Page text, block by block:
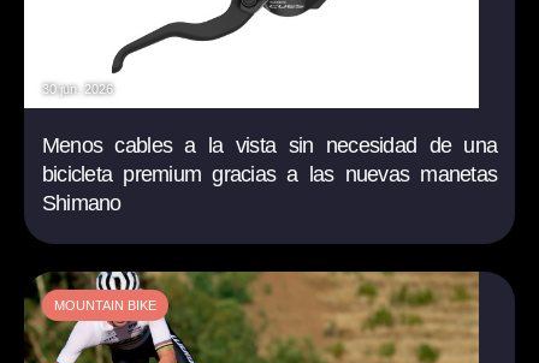
30 jun. 2026
Menos cables a la vista sin necesidad de una
bicicleta premium gracias a las nuevas manetas
Shimano
MOUNTAIN BIKE